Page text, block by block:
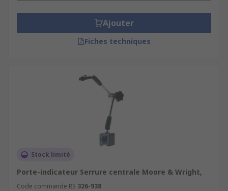
Ajouter
Fiches techniques
Stock limité
Porte-indicateur Serrure centrale Moore & Wright,
Code commande RS 326-938